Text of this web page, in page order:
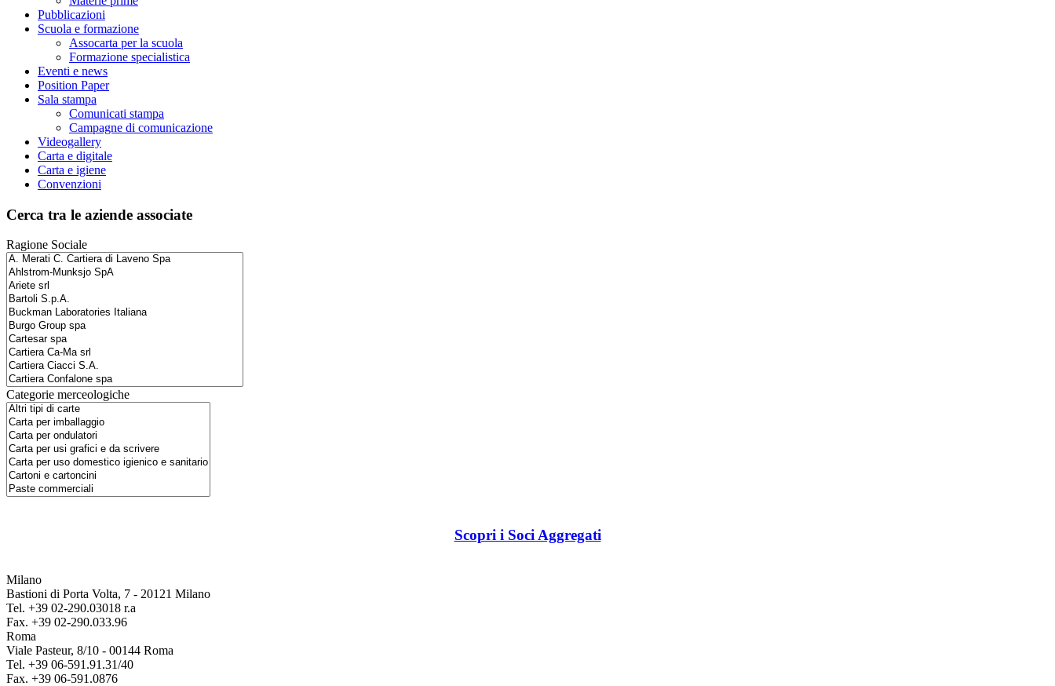
Pubblicazioni
Scuola e formazione
Assocarta per la scuola
Formazione specialistica
Eventi e news
Position Paper
Sala stampa
Comunicati stampa
Campagne di comunicazione
Videogallery
Carta e digitale
Carta e igiene
Convenzioni
Cerca tra le aziende associate
Ragione Sociale
Categorie merceologiche
Scopri i Soci Aggregati
Milano
Bastioni di Porta Volta, 7 - 20121 Milano
Tel. +39 02-290.03018 r.a
Fax. +39 02-290.033.96
Roma
Viale Pasteur, 8/10 - 00144 Roma
Tel. +39 06-591.91.31/40
Fax. +39 06-591.0876